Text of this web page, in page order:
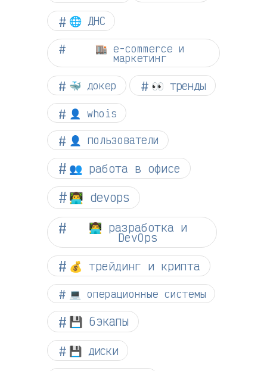
🌐 ДНС
🏬 e-commerce и
маркетинг
🐳 докер 👀 тренды
👤 whois
👤 пользователи
👥 работа в офисе
👨‍💻 devops
👨‍💻 разработка и
DevOps
💰 трейдинг и крипта
💻 операционные системы
💾 бэкапы
💾 диски